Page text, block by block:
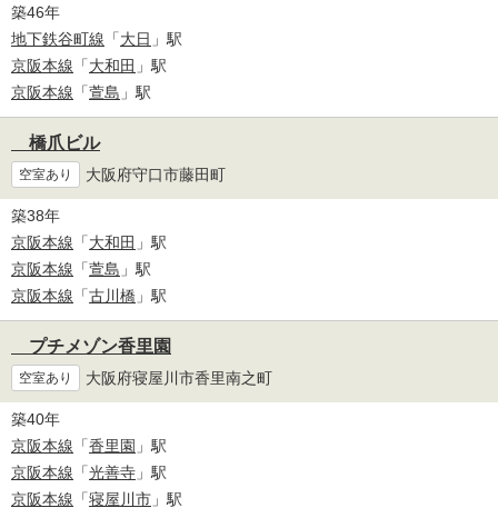
築46年
地下鉄谷町線 「大日 」駅
京阪本線 「大和田 」駅
京阪本線 「萱島 」駅
橋爪ビル
空室あり 大阪府守口市藤田町
築38年
京阪本線 「大和田 」駅
京阪本線 「萱島 」駅
京阪本線 「古川橋 」駅
プチメゾン香里園
空室あり 大阪府寝屋川市香里南之町
築40年
京阪本線 「香里園 」駅
京阪本線 「光善寺 」駅
京阪本線 「寝屋川市 」駅